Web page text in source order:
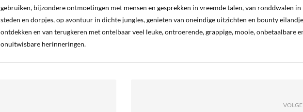
gebruiken, bijzondere ontmoetingen met mensen en gesprekken in vreemde talen, van ronddwalen in
steden en dorpjes, op avontuur in dichte jungles, genieten van oneindige uitzichten en bounty
ontdekken en van terugkeren met ontelbaar veel leuke, ontroerende, grappige, mooie, onbetaalbare
onuitwisbare herinneringen.